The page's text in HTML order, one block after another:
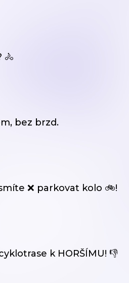
🚴
bez brzd.
❌ parkovat kolo 🚲!
k HORŠÍMU! 👎